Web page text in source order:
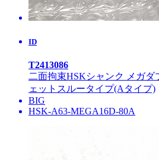
ID
T2413086
二面拘束HSKシャンク メガダ
ェットスルータイプ(Aタイプ)
BIG
HSK-A63-MEGA16D-80A